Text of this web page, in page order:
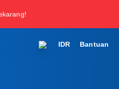
IDR Bantuan